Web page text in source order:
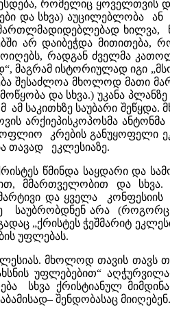
რომელიც ყოველთვის
და სხვა) აუცილებლობა
ხილვა,
არ დაიბეჭდა მითითება,
რადგან ძველმა
მაგრამ ისტორიულად იგი
შესაძლოა მხოლოდ მათი
და სხვა.) უკანა
საკითხზე საუბარი შეწყდა.
არქიეპისკოპოსმა
კრების განუყოფელი
თავად ეკლესიაზე.
წმინდა საყდარი და
მმართველობით და სხვა.
და ყველა
საუბრობდნენ არა
„ქრისტეს ჭეშმარიტ
უფლებას.
მხოლოდ თავის თავს
უფლებებით“
სხვა ქრისტიანულ
შენდობასაც მიიღებენ.